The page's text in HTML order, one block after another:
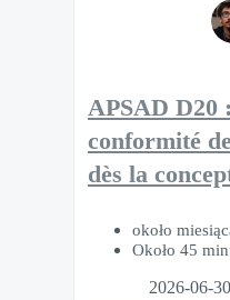
APSAD D20
conformité
dès la
około
Około 45
2026-06-